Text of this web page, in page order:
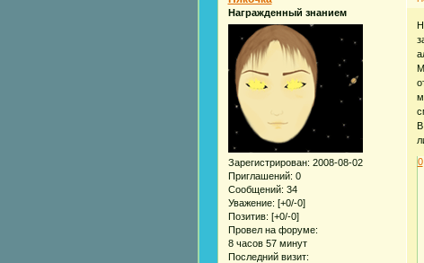
Награжденный знанием
Зарегистрирован: 2008-08-02
Приглашений: 0
Сообщений: 34
Уважение: [+0/-0]
Позитив: [+0/-0]
Провел на форуме:
8 часов 57 минут
Последний визит:
В
0